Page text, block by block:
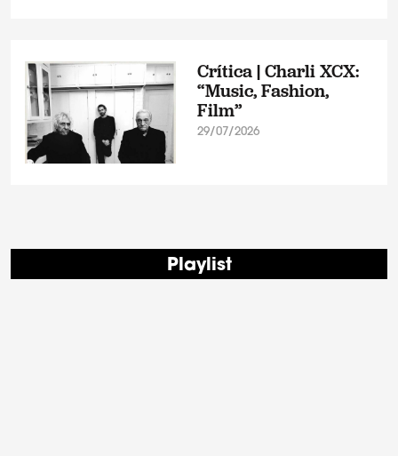
Crítica | Charli XCX:
“Music, Fashion,
Film”
29/07/2026
Playlist